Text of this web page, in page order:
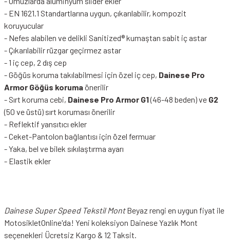
- EN 1621.1 Standartlarına uygun, çıkarılabilir, kompozit
koruyucular
- Nefes alabilen ve delikli Sanitized® kumaştan sabit iç astar
- Çıkarılabilir rüzgar geçirmez astar
- 1 iç cep, 2 dış cep
- Göğüs koruma takılabilmesi için özel iç cep, Dainese Pro
Armor Göğüs korumaönerilir
- Sırt koruma cebi, Dainese Pro Armor G1(46-48 beden) ve G2
(50 ve üstü) sırt koruması önerilir
- Reflektif yansıtıcı ekler
- Ceket-Pantolon bağlantısı için özel fermuar
- Yaka, bel ve bilek sıkılaştırma ayarı
- Elastik ekler
Dainese Super Speed Tekstil MontBeyaz rengi en uygun fiyat ile
MotosikletOnline'da! Yeni koleksiyon Dainese Yazlık Mont
seçenekleri Ücretsiz Kargo & 12 Taksit.